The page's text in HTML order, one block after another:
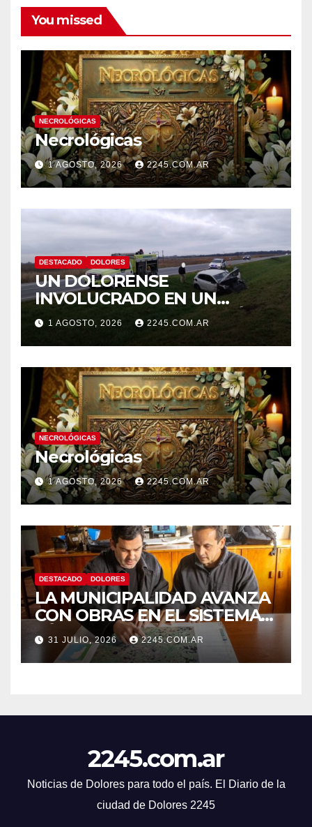
You missed
NECROLÓGICAS
Necrológicas
1 AGOSTO, 2026 2245.COM.AR
DESTACADO DOLORES
UN DOLORENSE
INVOLUCRADO EN UN
SINIESTRO QUE TERMINÓ
CON DESPISTE Y VUELCO
1 AGOSTO, 2026 2245.COM.AR
NECROLÓGICAS
Necrológicas
1 AGOSTO, 2026 2245.COM.AR
DESTACADO DOLORES
LA MUNICIPALIDAD AVANZA
CON OBRAS EN EL SISTEMA
HÍDRICO DE DOLORES
31 JULIO, 2026 2245.COM.AR
2245.com.ar
Noticias de Dolores para todo el país. El Diario de la
ciudad de Dolores 2245